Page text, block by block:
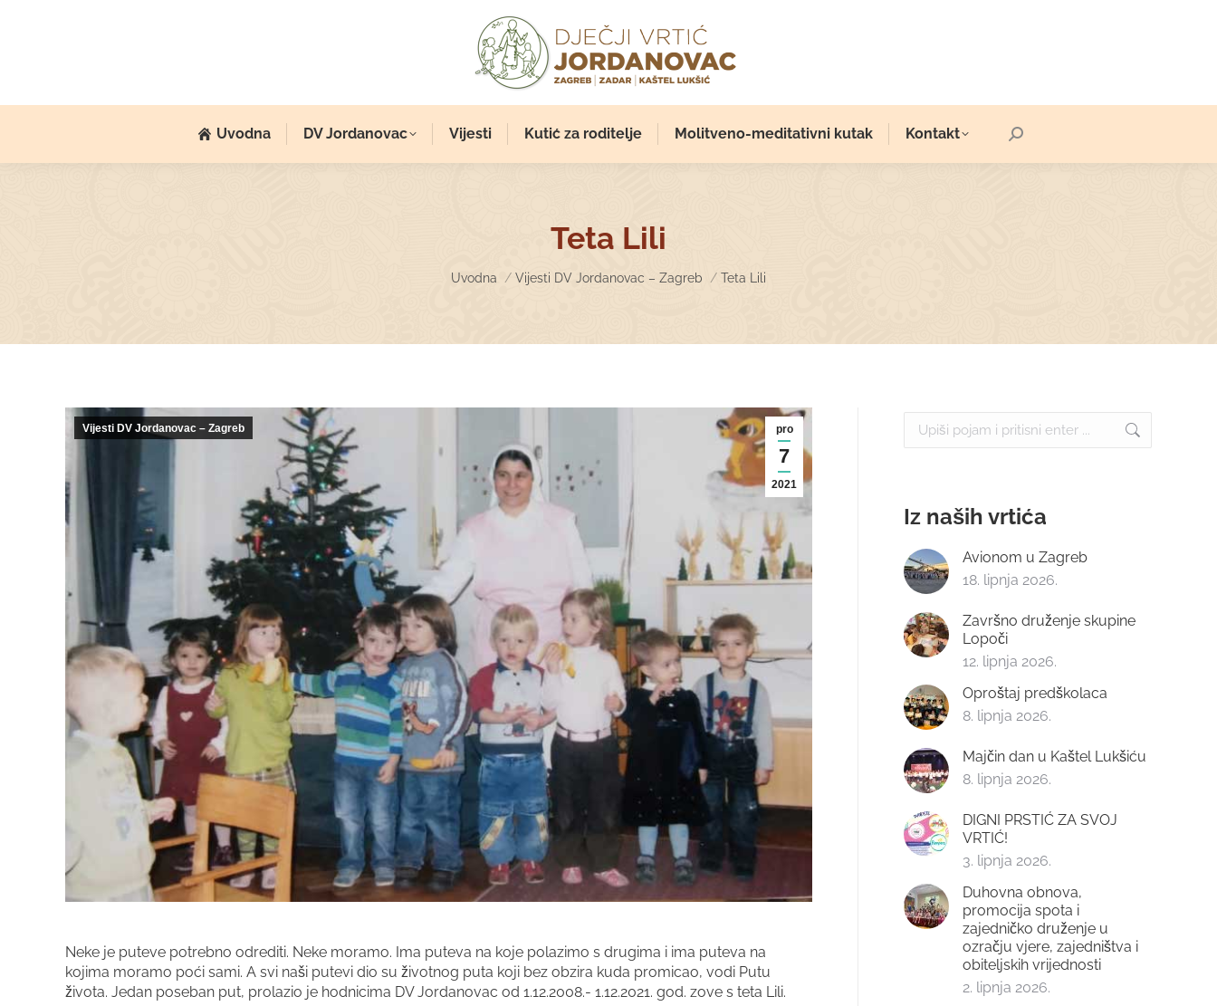
Uvodna DV Jordanovac Vijesti Kutić za roditelje Molitveno-meditativni kutak Kontakt Search:
Teta Lili
You are here:
Uvodna Vijesti DV Jordanovac – Zagreb Teta Lili
pro
7
2021
Vijesti DV Jordanovac – Zagreb
Neke je puteve potrebno odrediti. Neke moramo. Ima puteva na koje polazimo s drugima i ima puteva na
kojima moramo poći sami. A svi naši putevi dio su životnog puta koji bez obzira kuda promicao, vodi Putu
života. Jedan poseban put, prolazio je hodnicima DV Jordanovac od 1.12.2008.- 1.12.2021. god. zove s teta Lili.
Search:
Iz naših vrtića
Avionom u Zagreb
18. lipnja 2026.
Završno druženje skupine
Lopoči
12. lipnja 2026.
Oproštaj predškolaca
8. lipnja 2026.
Majčin dan u Kaštel Lukšiću
8. lipnja 2026.
DIGNI PRSTIĆ ZA SVOJ
VRTIĆ!
3. lipnja 2026.
Duhovna obnova,
promocija spota i
zajedničko druženje u
ozračju vjere, zajedništva i
obiteljskih vrijednosti
2. lipnja 2026.